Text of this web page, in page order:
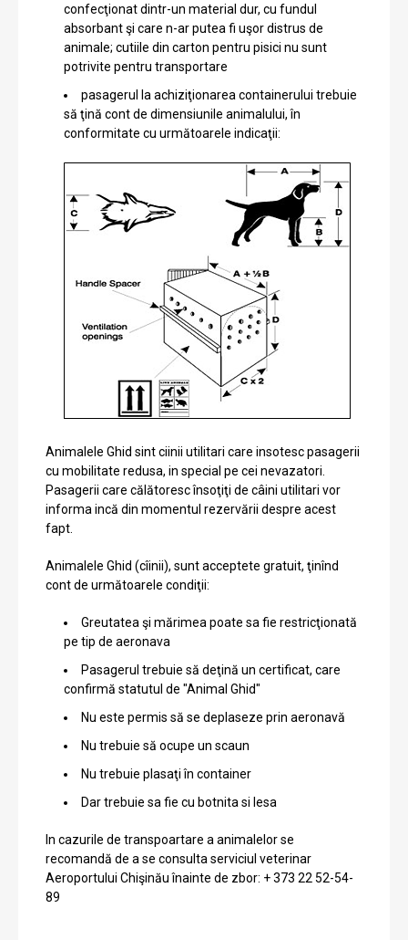
confecţionat dintr-un material dur, cu fundul
absorbant şi care n-ar putea fi uşor distrus de
animale; cutiile din carton pentru pisici nu sunt
potrivite pentru transportare
pasagerul la achiziţionarea containerului trebuie
să ţină cont de dimensiunile animalului, în
conformitate cu următoarele indicaţii:
Animalele Ghid sint ciinii utilitari care insotesc pasagerii
cu mobilitate redusa, in special pe cei nevazatori.
Pasagerii care călătoresc însoţiţi de câini utilitari vor
informa incă din momentul rezervării despre acest
fapt.
Animalele Ghid (cîinii), sunt acceptete gratuit, ţinînd
cont de următoarele condiţii:
Greutatea şi mărimea poate sa fie restricţionată
pe tip de aeronava
Pasagerul trebuie să deţină un certificat, care
confirmă statutul de "Animal Ghid"
Nu este permis să se deplaseze prin aeronavă
Nu trebuie să ocupe un scaun
Nu trebuie plasaţi în container
Dar trebuie sa fie cu botnita si lesa
In cazurile de transpoartare a animalelor se
recomandă de a se consulta serviciul veterinar
Aeroportului Chişinău înainte de zbor: + 373 22 52-54-
89